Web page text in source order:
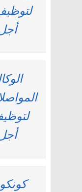
أجل 19
أجل 13 دجنبر